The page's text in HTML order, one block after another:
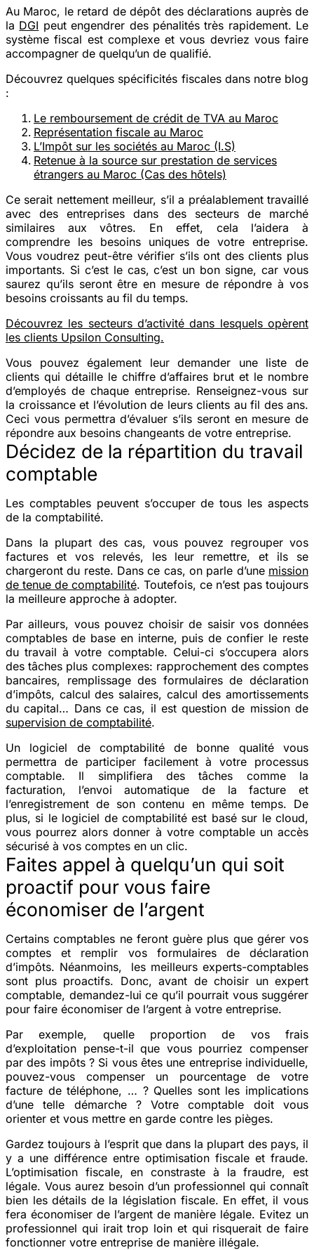
Au Maroc, le retard de dépôt des déclarations auprès de
la DGI peut engendrer des pénalités très rapidement. Le
système fiscal est complexe et vous devriez vous faire
accompagner de quelqu’un de qualifié.
Découvrez quelques spécificités fiscales dans notre blog
:
Le remboursement de crédit de TVA au Maroc
Représentation fiscale au Maroc
L’Impôt sur les sociétés au Maroc (I.S)
Retenue à la source sur prestation de services
étrangers au Maroc (Cas des hôtels)
Ce serait nettement meilleur, s’il a préalablement travaillé
avec des entreprises dans des secteurs de marché
similaires aux vôtres. En effet, cela l’aidera à
comprendre les besoins uniques de votre entreprise.
Vous voudrez peut-être vérifier s’ils ont des clients plus
importants. Si c’est le cas, c’est un bon signe, car vous
saurez qu’ils seront être en mesure de répondre à vos
besoins croissants au fil du temps.
Découvrez les secteurs d’activité dans lesquels opèrent
les clients Upsilon Consulting.
Vous pouvez également leur demander une liste de
clients qui détaille le chiffre d’affaires brut et le nombre
d’employés de chaque entreprise. Renseignez-vous sur
la croissance et l’évolution de leurs clients au fil des ans.
Ceci vous permettra d’évaluer s’ils seront en mesure de
répondre aux besoins changeants de votre entreprise.
Décidez de la répartition du travail
comptable
Les comptables peuvent s’occuper de tous les aspects
de la comptabilité.
Dans la plupart des cas, vous pouvez regrouper vos
factures et vos relevés, les leur remettre, et ils se
chargeront du reste. Dans ce cas, on parle d’une mission
de tenue de comptabilité. Toutefois, ce n’est pas toujours
la meilleure approche à adopter.
Par ailleurs, vous pouvez choisir de saisir vos données
comptables de base en interne, puis de confier le reste
du travail à votre comptable. Celui-ci s’occupera alors
des tâches plus complexes: rapprochement des comptes
bancaires, remplissage des formulaires de déclaration
d’impôts, calcul des salaires, calcul des amortissements
du capital… Dans ce cas, il est question de mission de
supervision de comptabilité.
Un logiciel de comptabilité de bonne qualité vous
permettra de participer facilement à votre processus
comptable. Il simplifiera des tâches comme la
facturation, l’envoi automatique de la facture et
l’enregistrement de son contenu en même temps. De
plus, si le logiciel de comptabilité est basé sur le cloud,
vous pourrez alors donner à votre comptable un accès
sécurisé à vos comptes en un clic.
Faites appel à quelqu’un qui soit
proactif pour vous faire
économiser de l’argent
Certains comptables ne feront guère plus que gérer vos
comptes et remplir vos formulaires de déclaration
d’impôts. Néanmoins, les meilleurs experts-comptables
sont plus proactifs. Donc, avant de choisir un expert
comptable, demandez-lui ce qu’il pourrait vous suggérer
pour faire économiser de l’argent à votre entreprise.
Par exemple, quelle proportion de vos frais
d’exploitation pense-t-il que vous pourriez compenser
par des impôts ? Si vous êtes une entreprise individuelle,
pouvez-vous compenser un pourcentage de votre
facture de téléphone, … ? Quelles sont les implications
d’une telle démarche ? Votre comptable doit vous
orienter et vous mettre en garde contre les pièges.
Gardez toujours à l’esprit que dans la plupart des pays, il
y a une différence entre optimisation fiscale et fraude.
L’optimisation fiscale, en constraste à la fraudre, est
légale. Vous aurez besoin d’un professionnel qui connaît
bien les détails de la législation fiscale. En effet, il vous
fera économiser de l’argent de manière légale. Evitez un
professionnel qui irait trop loin et qui risquerait de faire
fonctionner votre entreprise de manière illégale.